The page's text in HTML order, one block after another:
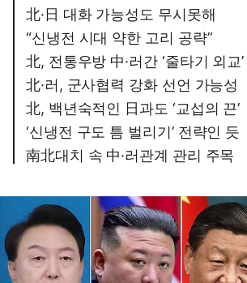
北·日 대화 가능성도 무시못해
“신냉전 시대 약한 고리 공략”
北, 전통우방 中·러간 ‘줄타기 외교’
北·러, 군사협력 강화 선언 가능성
北, 백년숙적인 日과도 ‘교섭의 끈’
‘신냉전 구도 틈 벌리기’ 전략인 듯
南北대치 속 中·러관계 관리 주목